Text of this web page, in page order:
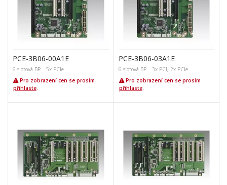
PCE-3B06-00A1E
6-slotová BP – 5x PCIe
Pro zobrazení cen se prosím
přihlaste
PCE-3B06-03A1E
6-slotová BP – 3x PCI, 2x PCIe
Pro zobrazení cen se prosím
přihlaste.